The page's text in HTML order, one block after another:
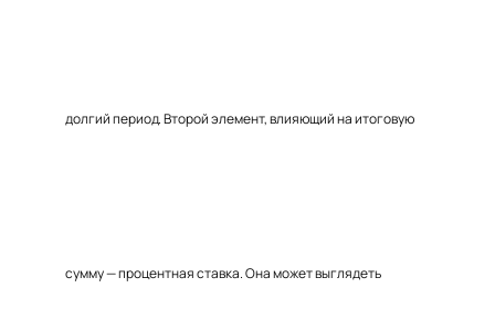
долгий период. Второй элемент, влияющий на итоговую
сумму — процентная ставка. Она может выглядеть